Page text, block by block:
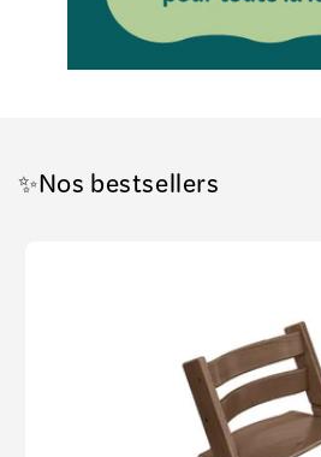
✨Nos bestsellers